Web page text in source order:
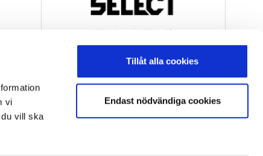
vi
vill ska
Tillåt alla cookies
Endast nödvändiga cookies